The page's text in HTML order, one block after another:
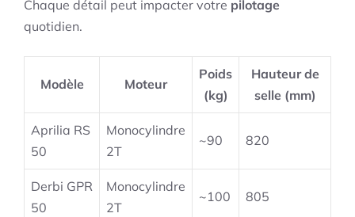
Chaque détail peut impacter votre pilotage
quotidien.
Modèle Moteur
Poids
(kg)
Hauteur de
selle (mm)
Aprilia RS
50
Monocylindre
2T
~90 820
Derbi GPR
50
Monocylindre
2T
~100 805